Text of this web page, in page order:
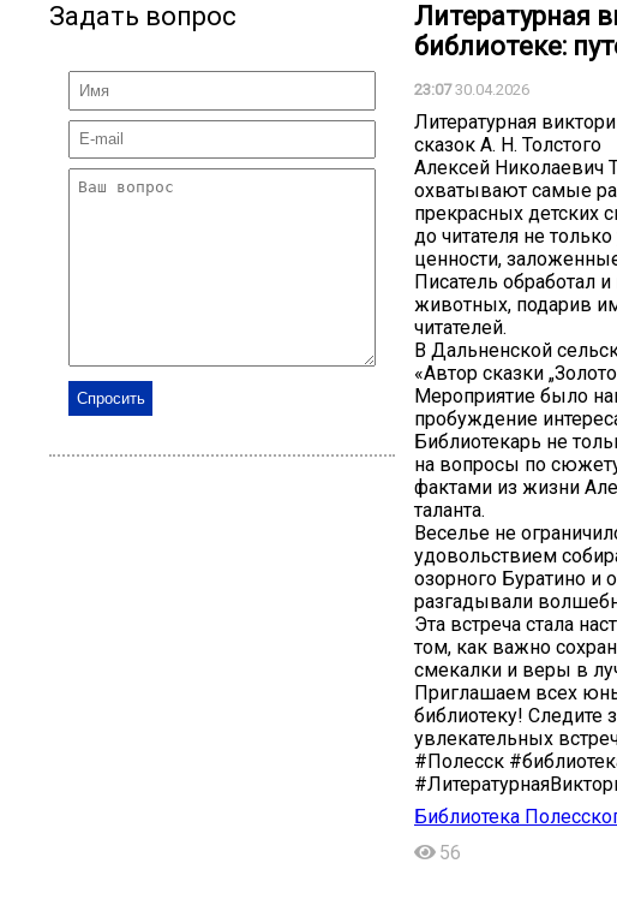
Задать вопрос
Литературная
библиотеке:
23:0730.04.2026
Литературная
сказок А. Н. Толстого
Алексей Николаевич
охватывают самые
прекрасных детских
до читателя не
ценности,
Писатель обработал
животных, подарив
читателей.
В Дальненской
«Автор сказки
Мероприятие было
пробуждение
Библиотекарь не
на вопросы по
фактами из жизни
таланта.
Веселье не
удовольствием
озорного Буратино и
разгадывали
Эта встреча стала
том, как важно
смекалки и веры в
Приглашаем всех
библиотеку! Следите
увлекательных
#Полесск
Библиотека
56